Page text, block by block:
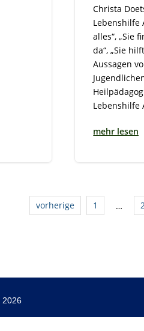
Christa
Lebenshilfe
alles“, „Sie
da“, „Sie
Aussagen
Lebenshilfe
mehr lesen
vorherige 1 …
2026